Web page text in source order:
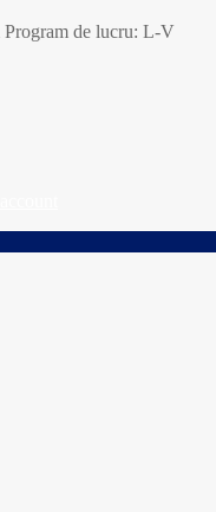
Program de lucru: L-V